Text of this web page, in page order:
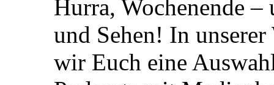
Hurra, Wochenende
und Sehen! In unserer
wir Euch eine